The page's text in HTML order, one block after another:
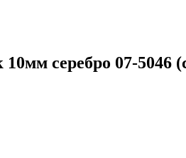
серебро 07-5046